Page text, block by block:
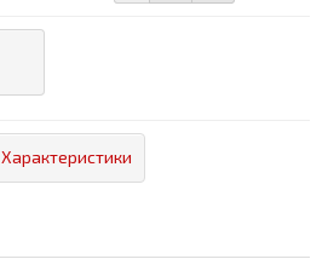
Характеристики